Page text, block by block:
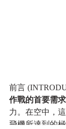
前言
作戰的首要需求
力。在空中，
飛機所達到的